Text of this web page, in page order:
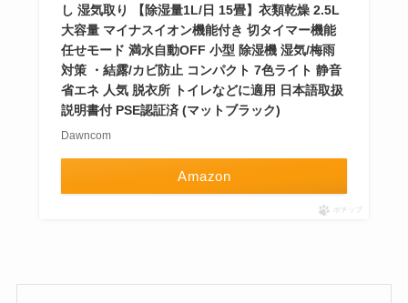
し 湿気取り 【除湿量1L/日 15畳】衣類乾燥 2.5L
大容量 マイナスイオン機能付き 切タイマー機能
任せモード 満水自動OFF 小型 除湿機 湿気/梅雨
対策 ・結露/カビ防止 コンパクト 7色ライト 静音
省エネ 人気 脱衣所 トイレなどに適用 日本語取扱
説明書付 PSE認証済 (マットブラック)
Dawncom
Amazon
ポチップ